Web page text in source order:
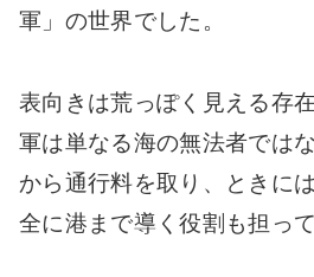
軍」の世界でした。
表向きは荒っぽく見える存
軍は単なる海の無法者では
から通行料を取り、ときに
全に港まで導く役割も担っ